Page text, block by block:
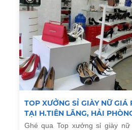
TOP XƯỞNG SỈ GIÀY NỮ GIÁ
TẠI H.TIÊN LÃNG, HẢI
Ghé qua Top xưởng sỉ giày